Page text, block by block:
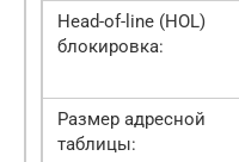
Head-of-line (HOL)
блокировка:
Размер адресной
таблицы: